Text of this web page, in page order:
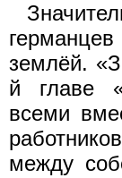
землёй.
й главе
всеми
между